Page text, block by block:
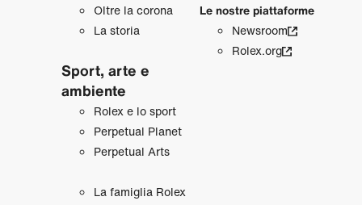
Oltre la corona
La storia
Sport, arte e
ambiente
Rolex e lo sport
Perpetual Planet
Perpetual Arts
La famiglia Rolex
Le nostre piattaforme
Newsroom
Rolex.org